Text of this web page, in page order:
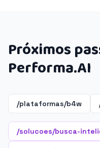
Próximos
Performa.AI
/plataformas/b4w
/solucoes/busca-